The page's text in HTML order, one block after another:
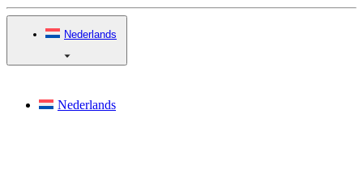
Nederlands
Nederlands